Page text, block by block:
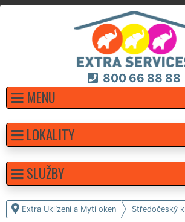
800 66 88 88
MENU
Extra Uklízení a Mytí oken Středočeský
LOKALITY
SLUŽBY